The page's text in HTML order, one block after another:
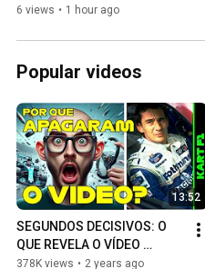
AHEAD
6 views • 1 hour ago
Popular videos
13:52
SEGUNDOS DECISIVOS: O
QUE REVELA O VÍDEO
CENSURADO (OCULTADO) DO
378K views • 2 years ago